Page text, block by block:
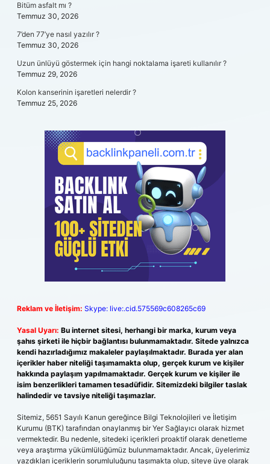
Bitüm asfalt mı ?
Temmuz 30, 2026
7’den 77’ye nasıl yazılır ?
Temmuz 30, 2026
Uzun ünlüyü göstermek için hangi noktalama işareti kullanılır ?
Temmuz 29, 2026
Kolon kanserinin işaretleri nelerdir ?
Temmuz 25, 2026
Reklam ve İletişim: Skype: live:.cid.575569c608265c69
Yasal Uyarı: Bu internet sitesi, herhangi bir marka, kurum veya
şahıs şirketi ile hiçbir bağlantısı bulunmamaktadır. Sitede yalnızca
kendi hazırladığımız makaleler paylaşılmaktadır. Burada yer alan
içerikler haber niteliği taşımamakta olup, gerçek kurum ve kişiler
hakkında paylaşım yapılmamaktadır. Gerçek kurum ve kişiler ile
isim benzerlikleri tamamen tesadüfidir. Sitemizdeki bilgiler taslak
halindedir ve tavsiye niteliği taşımazlar.
Sitemiz, 5651 Sayılı Kanun gereğince Bilgi Teknolojileri ve İletişim
Kurumu (BTK) tarafından onaylanmış bir Yer Sağlayıcı olarak hizmet
vermektedir. Bu nedenle, sitedeki içerikleri proaktif olarak denetleme
veya araştırma yükümlülüğümüz bulunmamaktadır. Ancak, üyelerimiz
yazdıkları içeriklerin sorumluluğunu taşımakta olup, siteye üye olarak